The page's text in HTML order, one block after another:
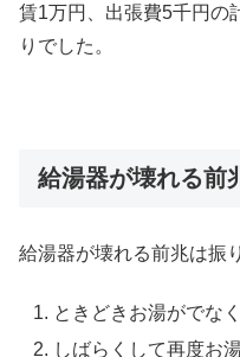
賃1万円、出張費5千円の
りでした。
給湯器が壊れる前
給湯器が壊れる前兆は振
ときどきお湯がでな
しばらくして再度お